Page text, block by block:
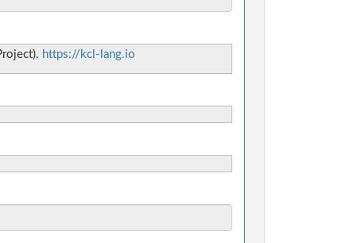
https://kcl-lang.io